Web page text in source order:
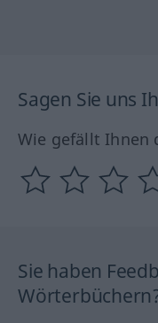
Sagen Sie uns
Wie gefällt Ihnen
Sie haben